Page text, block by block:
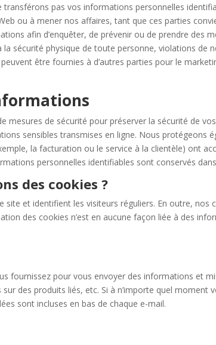
transférons pas vos informations personnelles
ou à mener nos affaires, tant que ces parties
afin d’enquêter, de prévenir ou de prendre des
sécurité physique de toute personne, violations de
être fournies à d’autres parties pour le
mesures de sécurité pour préserver la sécurité de
sensibles transmises en ligne. Nous protégeons
la facturation ou le service à la clientèle) ont
personnelles identifiables sont conservés
des cookies ?
site et identifient les visiteurs réguliers. En outre, nos
des cookies n’est en aucune façon liée à des
fournissez pour vous envoyer des informations et
des produits liés, etc. Si à n’importe quel moment
sont incluses en bas de chaque e-mail.